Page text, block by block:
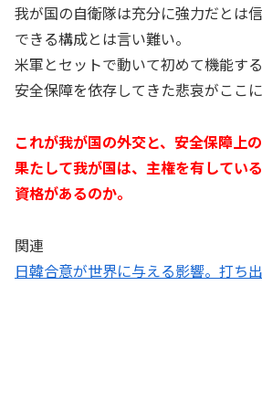
我が国の自衛隊は充分に強力だとは
できる構成とは言い難い。
米軍とセットで動いて初めて機能す
安全保障を依存してきた悲哀がここ
これが我が国の外交と、安全保障上の
果たして我が国は、主権を有してい
資格があるのか。
関連
日韓合意が世界に与える影響。打ち